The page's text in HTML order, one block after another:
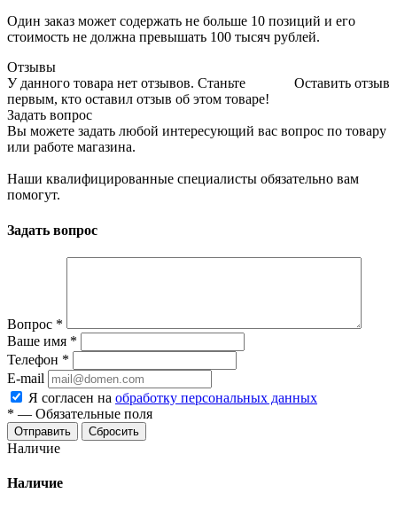
Один заказ может содержать не больше 10 позиций и его
стоимость не должна превышать 100 тысяч рублей.
Отзывы
Оставить отзыв
У данного товара нет отзывов. Станьте
первым, кто оставил отзыв об этом товаре!
Задать вопрос
Вы можете задать любой интересующий вас вопрос по товару
или работе магазина.
Наши квалифицированные специалисты обязательно вам
помогут.
Задать вопрос
Вопрос *
Ваше имя *
Телефон *
E-mail
Я согласен на обработку персональных данных
* — Обязательные поля
Сбросить
Наличие
Наличие